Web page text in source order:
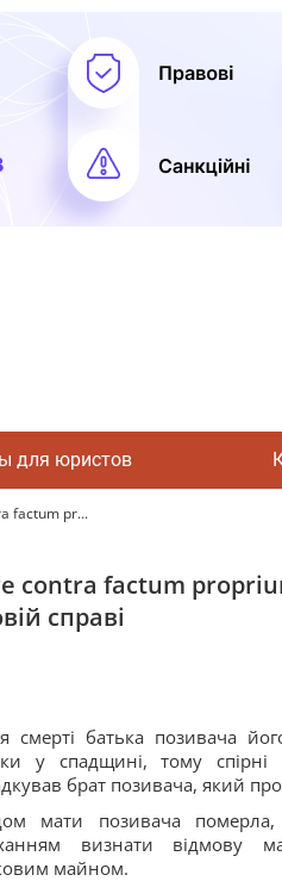
для юристов
factum pr...
contra factum
справі
смерті батька позивача
у спадщині, тому
брат позивача, який
мати позивача
визнати відмову
майном.